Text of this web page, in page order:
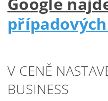
V CENĚ
BUSINESS